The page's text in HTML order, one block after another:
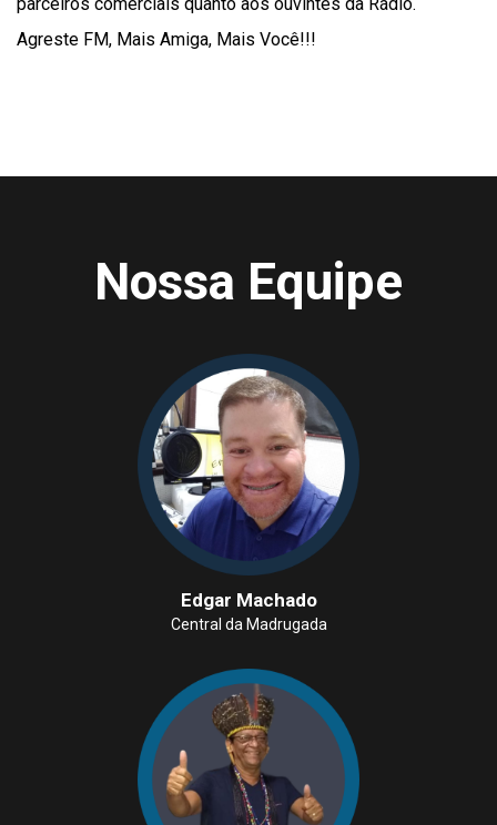
Agreste FM, Mais Amiga, Mais Você!!!
Nossa Equipe
Edgar Machado
Central da Madrugada